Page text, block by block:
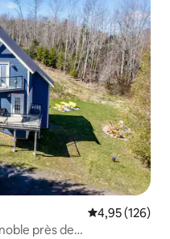
plus aimés
Note
4,95 (126)
près de